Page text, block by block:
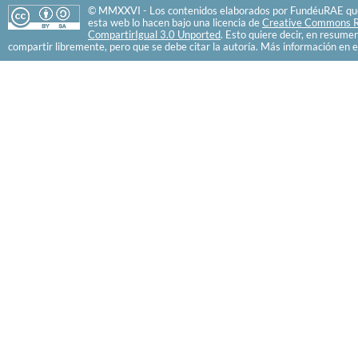
© MMXXVI - Los contenidos elaborados por FundéuRAE
esta web lo hacen bajo una licencia de Creative Commons
CompartirIgual 3.0 Unported. Esto quiere decir, en
compartir libremente, pero que se debe citar la autoría. Más información en